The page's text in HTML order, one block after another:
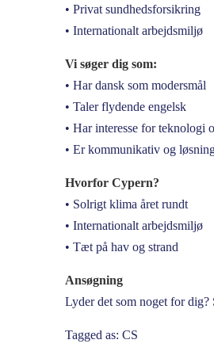
• Privat sundhedsforsikring
• Internationalt arbejdsmiljø
Vi søger dig som:
• Har dansk som modersmål
• Taler flydende engelsk
• Har interesse for teknologi
• Er kommunikativ og
Hvorfor Cypern?
• Solrigt klima året rundt
• Internationalt arbejdsmiljø
• Tæt på hav og strand
Ansøgning
Lyder det som noget for dig?
Tagged as: CS